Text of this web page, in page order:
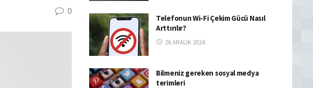
0
Telefonun Wi-Fi Çekim Gücü Nasıl
Arttırılır?
26 ARALIK 2024
Bilmeniz gereken sosyal medya
terimleri